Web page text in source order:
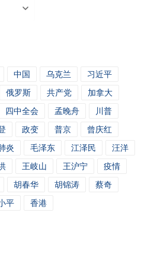
中国 乌克兰
习近平
俄罗斯 共产党
加拿大
四中全会 孟晚舟
川普
政变 普京
曾庆红
炎 毛泽东 江泽民
汪洋
王岐山 王沪宁
疫情
胡春华 胡锦涛
蔡奇
平 香港